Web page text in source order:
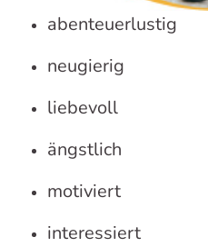
abenteuerlustig
neugierig
liebevoll
ängstlich
motiviert
interessiert